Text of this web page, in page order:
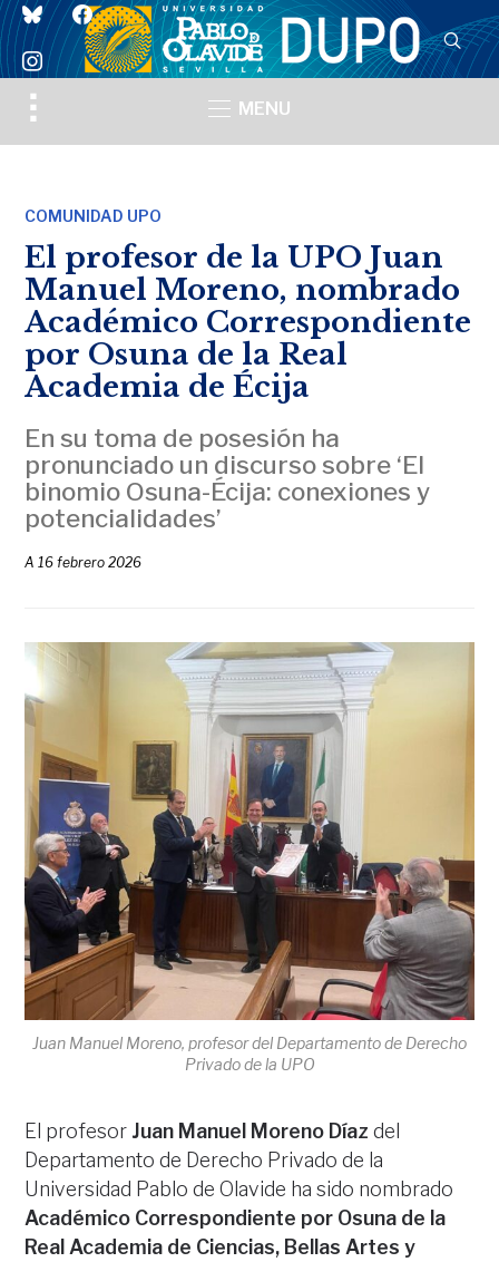
blueskyfacebook
instagram
Toggle
sidebar
MENU
COMUNIDAD UPO
El profesor de la UPO Juan
Manuel Moreno, nombrado
Académico Correspondiente
por Osuna de la Real
Academia de Écija
En su toma de posesión ha
pronunciado un discurso sobre ‘El
binomio Osuna-Écija: conexiones y
potencialidades’
A16 febrero 2026
Juan Manuel Moreno, profesor del Departamento de Derecho
Privado de la UPO
El profesor Juan Manuel Moreno Díaz del
Departamento de Derecho Privado de la
Universidad Pablo de Olavide ha sido nombrado
Académico Correspondiente por Osuna de la
Real Academia de Ciencias, Bellas Artes y